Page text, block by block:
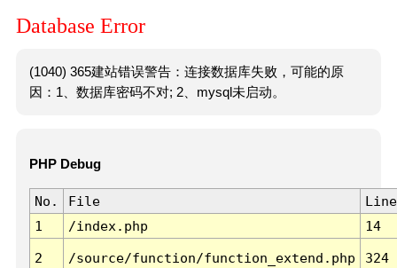
Database Error
(1040) 365建站错误警告：连接数据库失败，可能的原
因：1、数据库密码不对; 2、mysql未启动。
PHP Debug
No. File
Line
1
/index.php 14
2 /source/function/function_extend.php 324